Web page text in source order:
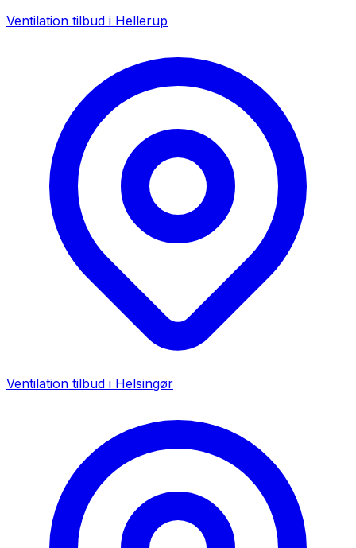
Ventilation tilbud i Hellerup
Ventilation tilbud i Helsingør